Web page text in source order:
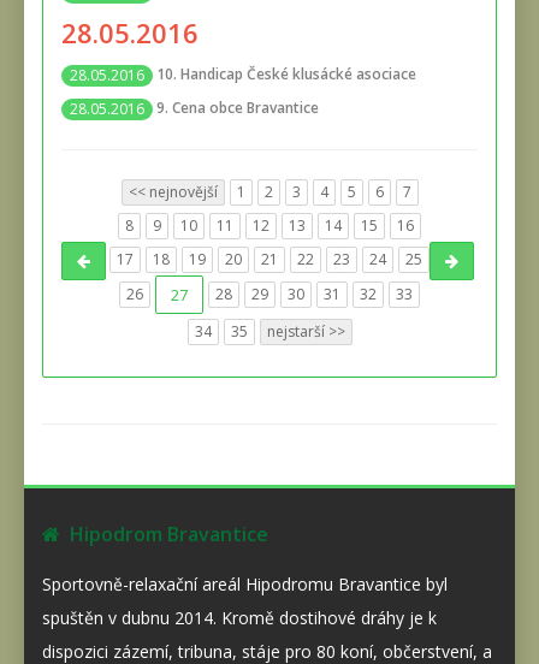
28.05.2016
28.05.2016
10. Handicap České klusácké asociace
28.05.2016 9. Cena obce Bravantice
<< nejnovější 1 2 3 4 5 6
7
8
9 10 11 12 13 14 15
16
17
18 19 20 21 22 23 24
25
26
27 28 29 30 31 32
33
34
35 nejstarší >>
Hipodrom Bravantice
Sportovně-relaxační areál Hipodromu Bravantice byl
spuštěn v dubnu 2014. Kromě dostihové dráhy je k
dispozici zázemí, tribuna, stáje pro 80 koní, občerstvení, a